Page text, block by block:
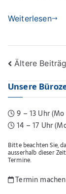
Weiterlesen
Ältere
Unsere
9 – 13 Uhr (Mo
14 – 17 Uhr
Bitte beachten Sie,
ausserhalb dieser
Termine.
Termin machen